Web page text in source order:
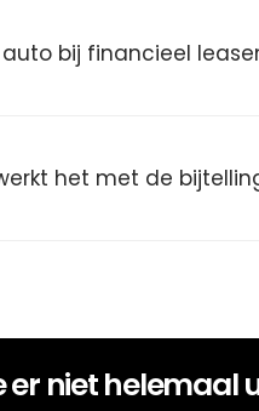
auto bij financieel
het met de
er niet helemaal